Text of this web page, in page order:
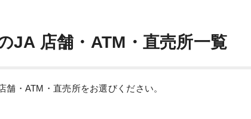
JA 店舗・ATM・直売所一覧
・ATM・直売所をお選びください。